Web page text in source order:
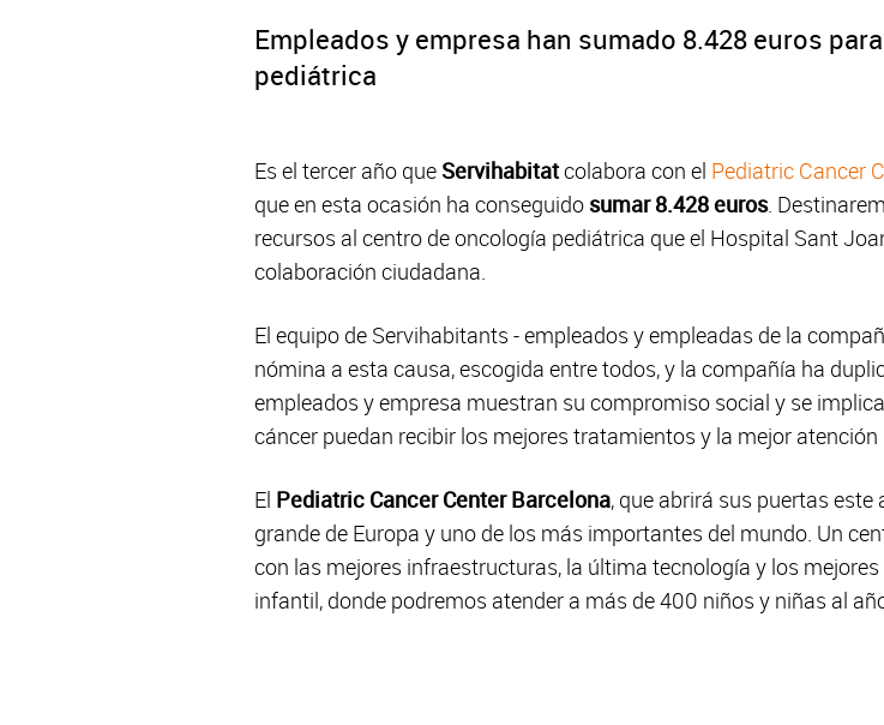
Empleados y empresa han sumado 8.428 euros
pediátrica
Es el tercer año que Servihabitatcolabora con el Pediatric Cancer
que en esta ocasión ha conseguido sumar 8.428 euros.
recursos al centro de oncología pediátrica que el Hospital Sant
colaboración ciudadana.
El equipo de Servihabitants - empleados y empleadas de la
nómina a esta causa, escogida entre todos, y la compañía ha
empleados y empresa muestran su compromiso social y se
cáncer puedan recibir los mejores tratamientos y la mejor atención
El Pediatric Cancer Center Barcelona, que abrirá sus puertas
grande de Europa y uno de los más importantes del mundo. Un
con las mejores infraestructuras, la última tecnología y los
infantil, donde podremos atender a más de 400 niños y niñas al